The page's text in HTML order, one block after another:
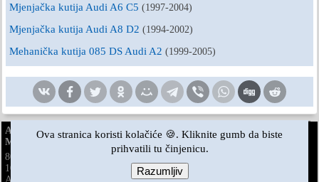
Mjenjačka kutija Audi A6 C5 (1997-2004)
Mjenjačka kutija Audi A8 D2 (1994-2002)
Mehanička kutija 085 DS Audi A2 (1999-2005)
AudiManual.ru © 2017-2026·Puna verzija·Povratne informacije
Mapa stranice
Pretraživanje stranice
Vijesti i članci
80 B2
80 B4
100 C3
100 C3 100 C4benzin
A4 B5
A4 B6A4 B7A4 B8
Ova stranica koristi kolačiće 🍪. Kliknite gumb da biste
prihvatili tu činjenicu.
Razumljiv